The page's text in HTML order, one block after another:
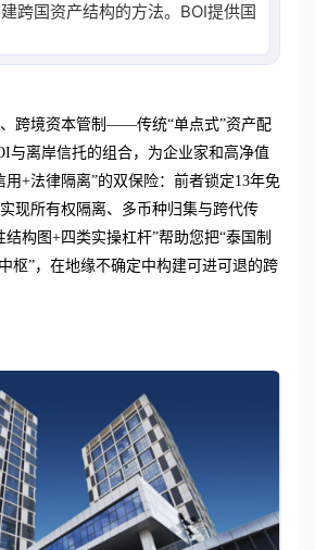
跨国资产结构的方法。BOI提供国
括免税、
跨境资本管制 ——传统“单点式”资产配
与离岸信托的组合，为企业家和高净值
用+法律隔离”的双保险：前者锁定13年免
现所有权隔离、多币种归集与跨代传
构图+四类实操杠杆”帮助您把“泰国制
枢”，在地缘不确定中构建可进可退的跨